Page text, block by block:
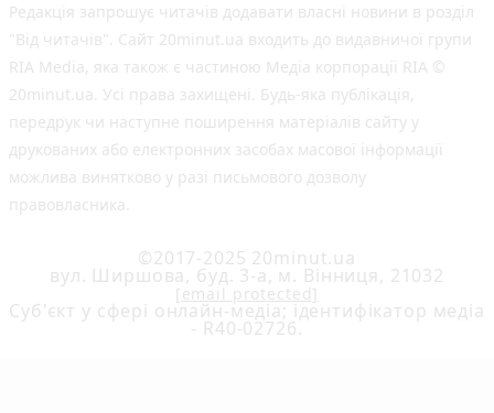
Редакція запрошує читачів додавати власні новини в розділ
"Від читачів". Сайт 20minut.ua входить до видавничої групи
RIA Media, яка також є частиною Медіа корпорації RIA ©
20minut.ua. Усі права захищені. Будь-яка публiкацiя,
передрук чи наступне поширення матеріалів сайту у
друкованих або електронних засобах масової інформації
можлива винятково у разі письмового дозволу
правовласника.
©2017-2025 20minut.ua
вул. Ширшова, буд. 3-а, м. Вінниця, 21032
[email protected]
Cуб'єкт у сфері онлайн-медіа; ідентифікатор медіа
- R40-02726.